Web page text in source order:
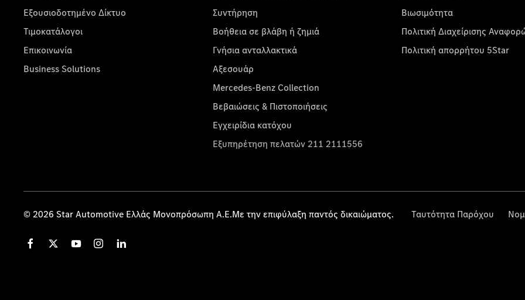
Εξουσιοδοτημένο Δίκτυο
Τιμοκατάλογοι
Επικοινωνία
Business Solutions
Συντήρηση
Βοήθεια σε βλάβη ή ζημιά
Γνήσια ανταλλακτικά
Αξεσουάρ
Mercedes-Benz Collection
Βεβαιώσεις & Πιστοποιήσεις
Εγχειρίδια κατόχου
Εξυπηρέτηση πελατών 211 2111556
Βιωσιμότητα
Πολιτική Διαχείρισης
Πολιτική απορρήτου 5Star
© 2026 Star Automotive Ελλάς Μονοπρόσωπη Α.Ε.Με την επιφύλαξη παντός δικαιώματος. Ταυτότητα Παρόχου